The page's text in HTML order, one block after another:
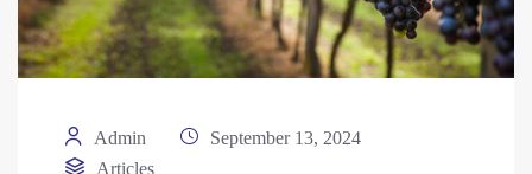
Admin
September 13, 2024
Articles